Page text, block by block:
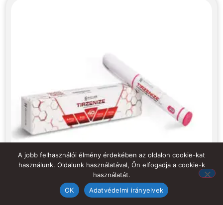
A jobb felhasználói élmény érdekében az oldalon cookie-kat
használunk. Oldalunk használatával, Ön elfogadja a cookie-k
használatát.
OK
Adatvédelmi irányelvek